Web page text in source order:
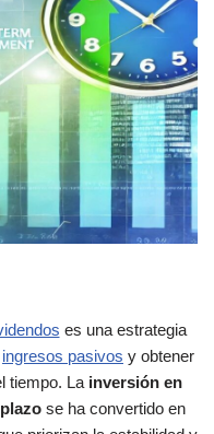
es una estrategia
ingresos pasivos y obtener
tiempo. La inversión en
se ha convertido en